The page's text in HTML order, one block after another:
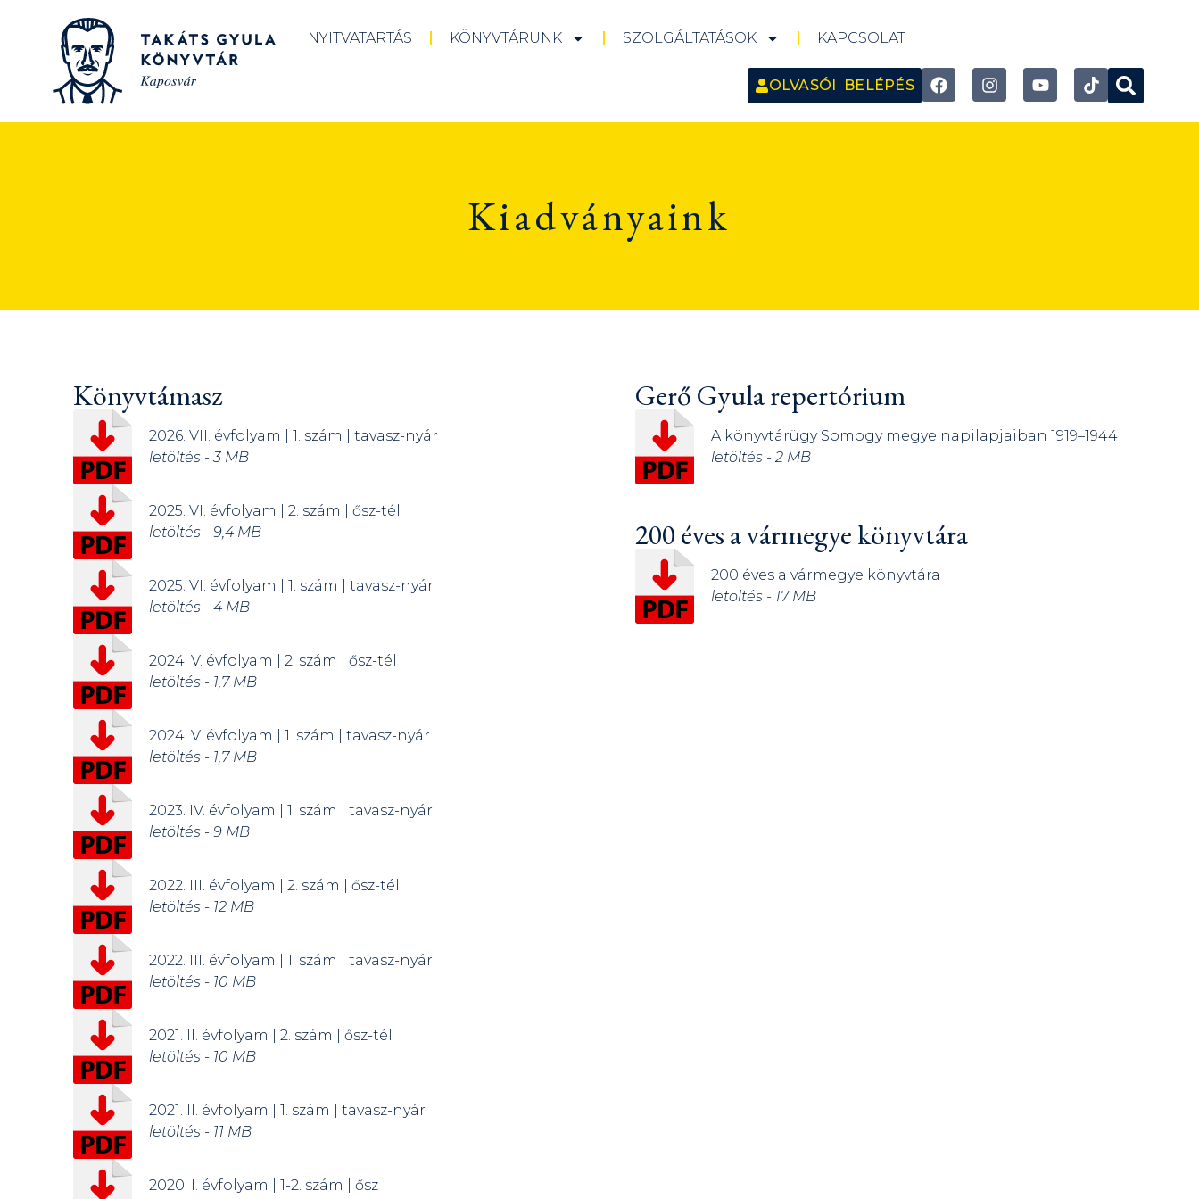
NYITVATARTÁS KÖNYVTÁRUNK SZOLGÁLTATÁSOK KAPCSOLAT
OLVASÓI BELÉPÉS
Kiadványaink
Könyvtámasz
2026. VII. évfolyam | 1. szám | tavasz-nyár
letöltés - 3 MB
2025. VI. évfolyam | 2. szám | ősz-tél
letöltés - 9,4 MB
2025. VI. évfolyam | 1. szám | tavasz-nyár
letöltés - 4 MB
2024. V. évfolyam | 2. szám | ősz-tél
letöltés - 1,7 MB
2024. V. évfolyam | 1. szám | tavasz-nyár
letöltés - 1,7 MB
2023. IV. évfolyam | 1. szám | tavasz-nyár
letöltés - 9 MB
2022. III. évfolyam | 2. szám | ősz-tél
letöltés - 12 MB
2022. III. évfolyam | 1. szám | tavasz-nyár
letöltés - 10 MB
2021. II. évfolyam | 2. szám | ősz-tél
letöltés - 10 MB
2021. II. évfolyam | 1. szám | tavasz-nyár
letöltés - 11 MB
2020. I. évfolyam | 1-2. szám | ősz
Gerő Gyula repertórium
A könyvtárügy Somogy megye napilapjaiban 1919–1944
letöltés - 2 MB
200 éves a vármegye könyvtára
200 éves a vármegye könyvtára
letöltés - 17 MB